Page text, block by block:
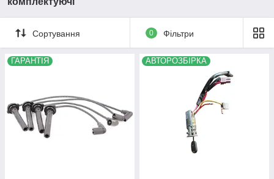
Сортування 0 Фільтри
ГАРАНТІЯ АВТОРОЗБІРКА